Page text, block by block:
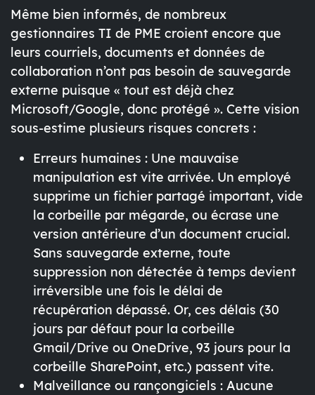
Même bien informés, de nombreux
gestionnaires TI de PME croient encore que
leurs courriels, documents et données de
collaboration n’ont pas besoin de sauvegarde
externe puisque « tout est déjà chez
Microsoft/Google, donc protégé ». Cette vision
sous-estime plusieurs risques concrets :
Erreurs humaines : Une mauvaise
manipulation est vite arrivée. Un employé
supprime un fichier partagé important, vide
la corbeille par mégarde, ou écrase une
version antérieure d’un document crucial.
Sans sauvegarde externe, toute
suppression non détectée à temps devient
irréversible une fois le délai de
récupération dépassé. Or, ces délais (30
jours par défaut pour la corbeille
Gmail/Drive ou OneDrive, 93 jours pour la
corbeille SharePoint, etc.) passent vite.
Malveillance ou rançongiciels : Aucune